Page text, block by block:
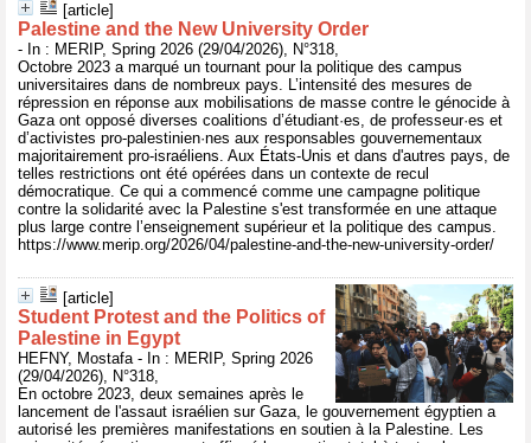
[article]
Palestine and the New University Order
- In : MERIP, Spring 2026 (29/04/2026), N°318,
Octobre 2023 a marqué un tournant pour la politique des campus
universitaires dans de nombreux pays. L’intensité des mesures de
répression en réponse aux mobilisations de masse contre le génocide à
Gaza ont opposé diverses coalitions d’étudiant·es, de professeur·es et
d’activistes pro-palestinien·nes aux responsables gouvernementaux
majoritairement pro-israéliens. Aux États-Unis et dans d'autres pays, de
telles restrictions ont été opérées dans un contexte de recul
démocratique. Ce qui a commencé comme une campagne politique
contre la solidarité avec la Palestine s'est transformée en une attaque
plus large contre l’enseignement supérieur et la politique des campus.
https://www.merip.org/2026/04/palestine-and-the-new-university-order/
[article]
Student Protest and the Politics of
Palestine in Egypt
HEFNY, Mostafa - In : MERIP, Spring 2026
(29/04/2026), N°318,
En octobre 2023, deux semaines après le
lancement de l'assaut israélien sur Gaza, le gouvernement égyptien a
autorisé les premières manifestations en soutien à la Palestine. Les